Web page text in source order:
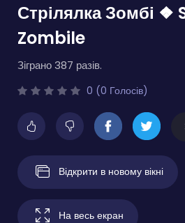
Стрілялка Зомбі ❖
Zombile
Зіграно 387 разів.
0 (0 Голосів)
Відкрити в новому вікні
На весь екран